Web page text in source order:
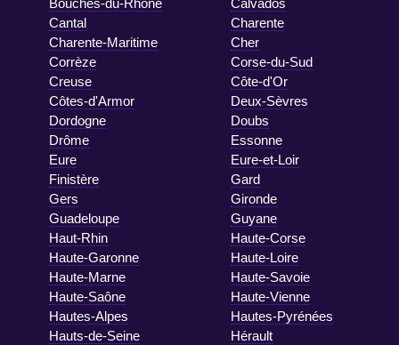
Bouches-du-Rhône
Calvados
Cantal
Charente
Charente-Maritime
Cher
Corrèze
Corse-du-Sud
Creuse
Côte-d'Or
Côtes-d'Armor
Deux-Sèvres
Dordogne
Doubs
Drôme
Essonne
Eure
Eure-et-Loir
Finistère
Gard
Gers
Gironde
Guadeloupe
Guyane
Haut-Rhin
Haute-Corse
Haute-Garonne
Haute-Loire
Haute-Marne
Haute-Savoie
Haute-Saône
Haute-Vienne
Hautes-Alpes
Hautes-Pyrénées
Hauts-de-Seine
Hérault